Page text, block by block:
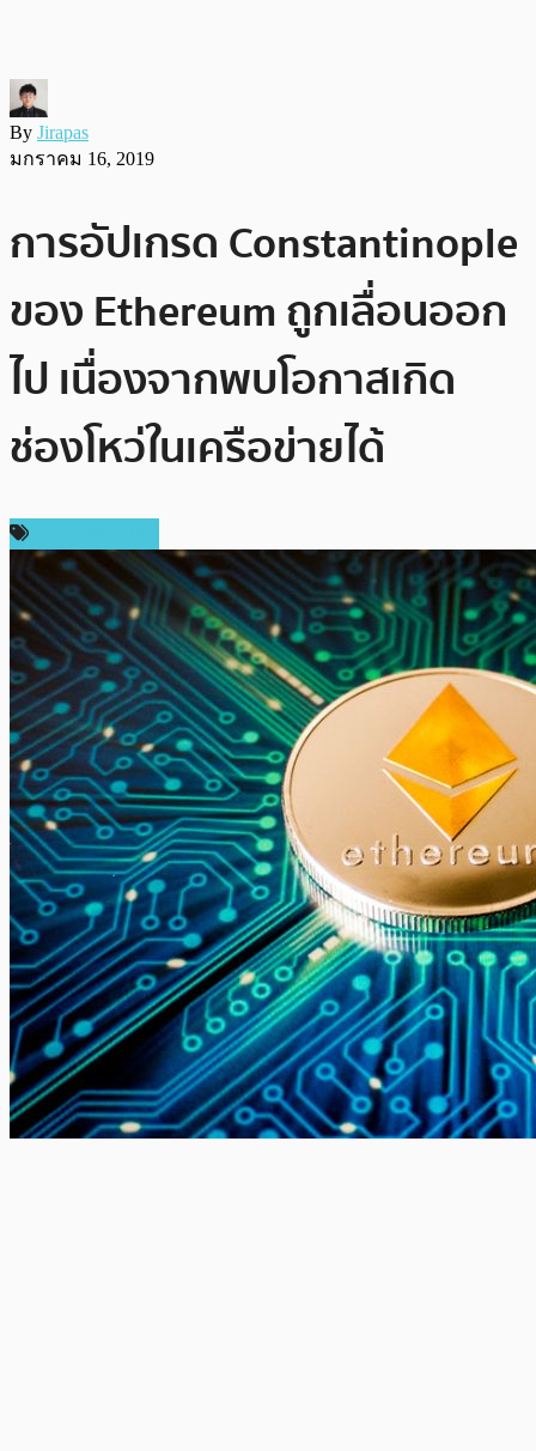
By Jirapas
มกราคม 16, 2019
การอัปเกรด Constantinople
ของ Ethereum ถูกเลื่อนออก
ไป เนื่องจากพบโอกาสเกิด
ช่องโหว่ในเครือข่ายได้